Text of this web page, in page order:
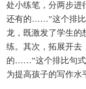
处小练笔，分两步
还有的……”这个排比
龙，既激发了学生的
练。其次，拓展开
的……”这个排比句式
为提高孩子的写作水